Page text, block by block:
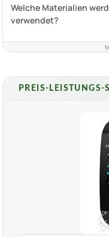
Welche Materialien
verwendet?
PREIS-LEISTUNGS-